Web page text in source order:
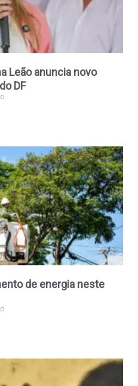
Leão anuncia novo
DF
de energia neste